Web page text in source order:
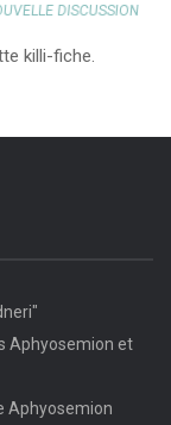
DISCUSSION
killi-fiche.
Aphyosemion et
Aphyosemion